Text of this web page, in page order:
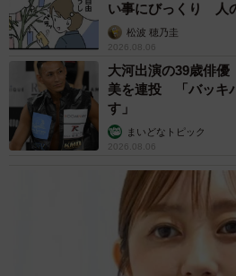
一緒に寝てる時や、みんなでく
幸せです。私は「２匹に仕える者
（笑）。にゃんずのために生きて
在なんです！
「ＺＩＰ！」は朝早い番組なので
自粛期間中は人と会う機会が少
いて本当に助けられました。１人
い事にびっくり 人
松波 穂乃圭
2026.08.06
大河出演の39歳俳
美を連投 「バッキ
す」
まいどなトピック
2026.08.06